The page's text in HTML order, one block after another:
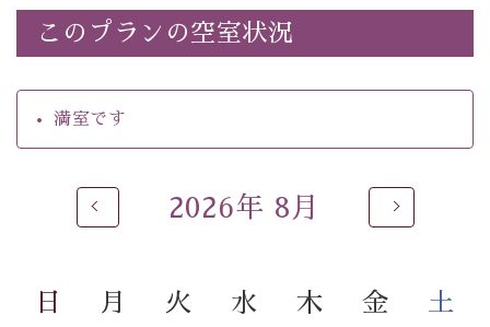
いう昔の暦による料理表現）
・朝食はこだわりの味噌汁をはじめとした和定食
【温泉】
自家源泉「美翠源泉」は酸化の進みが遅く新鮮で若返り
るご入浴をお愉しみください。
■お座敷風呂（大浴場）
す。
このプランの空室状況
満室です
2026年 8月
日 月 火 水 木 金 土